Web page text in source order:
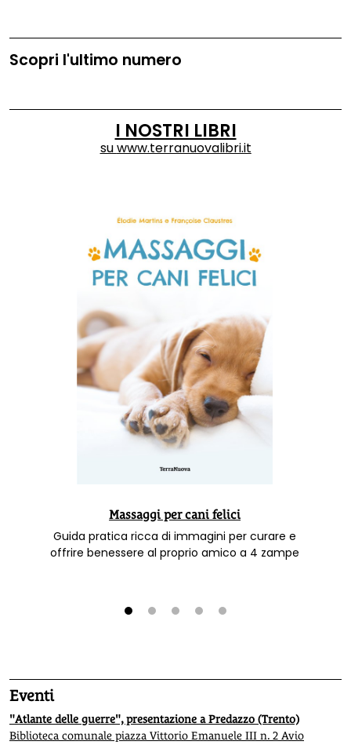
Scopri l'ultimo numero
I NOSTRI LIBRI
suwww.terranuovalibri.it
Massaggi per cani felici
Guida pratica ricca di immagini per curare e
offrire benessere al proprio amico a 4 zampe
Eventi
"Atlante delle guerre", presentazione a Predazzo (Trento)
Biblioteca comunale piazza Vittorio Emanuele III n. 2 Avio